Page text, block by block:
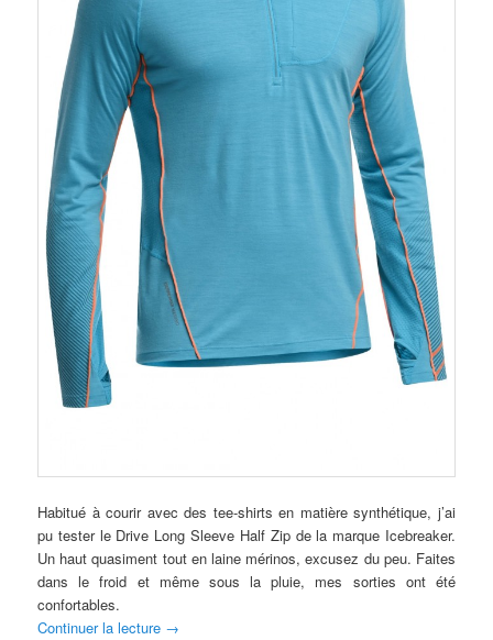
Habitué à courir avec des tee-shirts en matière synthétique, j’ai
pu tester le Drive Long Sleeve Half Zip de la marque Icebreaker.
Un haut quasiment tout en laine mérinos, excusez du peu. Faites
dans le froid et même sous la pluie, mes sorties ont été
confortables.
Continuer la lecture →